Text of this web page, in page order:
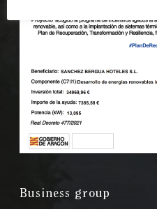
Business group